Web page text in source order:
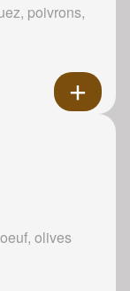
poivrons,
olives